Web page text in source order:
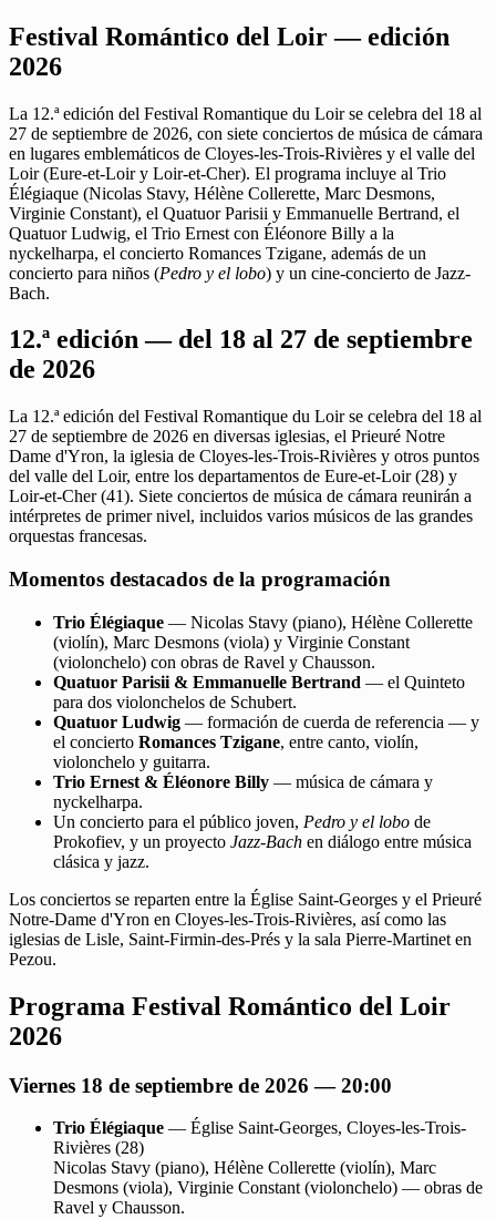
Festival Romántico del Loir — edición
2026
La 12.ª edición del Festival Romantique du Loir se celebra del 18 al
27 de septiembre de 2026, con siete conciertos de música de cámara
en lugares emblemáticos de Cloyes-les-Trois-Rivières y el valle del
Loir (Eure-et-Loir y Loir-et-Cher). El programa incluye al Trio
Élégiaque (Nicolas Stavy, Hélène Collerette, Marc Desmons,
Virginie Constant), el Quatuor Parisii y Emmanuelle Bertrand, el
Quatuor Ludwig, el Trio Ernest con Éléonore Billy a la
nyckelharpa, el concierto Romances Tzigane, además de un
concierto para niños (Pedro y el lobo) y un cine-concierto de Jazz-
Bach.
12.ª edición — del 18 al 27 de septiembre
de 2026
La 12.ª edición del Festival Romantique du Loir se celebra del 18 al
27 de septiembre de 2026 en diversas iglesias, el Prieuré Notre
Dame d'Yron, la iglesia de Cloyes-les-Trois-Rivières y otros puntos
del valle del Loir, entre los departamentos de Eure-et-Loir (28) y
Loir-et-Cher (41). Siete conciertos de música de cámara reunirán a
intérpretes de primer nivel, incluidos varios músicos de las grandes
orquestas francesas.
Momentos destacados de la programación
Trio Élégiaque — Nicolas Stavy (piano), Hélène Collerette
(violín), Marc Desmons (viola) y Virginie Constant
(violonchelo) con obras de Ravel y Chausson.
Quatuor Parisii & Emmanuelle Bertrand — el Quinteto
para dos violonchelos de Schubert.
Quatuor Ludwig — formación de cuerda de referencia — y
el concierto Romances Tzigane, entre canto, violín,
violonchelo y guitarra.
Trio Ernest & Éléonore Billy — música de cámara y
nyckelharpa.
Un concierto para el público joven, Pedro y el lobo de
Prokofiev, y un proyecto Jazz-Bach en diálogo entre música
clásica y jazz.
Los conciertos se reparten entre la Église Saint-Georges y el Prieuré
Notre-Dame d'Yron en Cloyes-les-Trois-Rivières, así como las
iglesias de Lisle, Saint-Firmin-des-Prés y la sala Pierre-Martinet en
Pezou.
Programa Festival Romántico del Loir
2026
Viernes 18 de septiembre de 2026 — 20:00
Trio Élégiaque — Église Saint-Georges, Cloyes-les-Trois-
Rivières (28)
Nicolas Stavy (piano), Hélène Collerette (violín), Marc
Desmons (viola), Virginie Constant (violonchelo) — obras de
Ravel y Chausson.